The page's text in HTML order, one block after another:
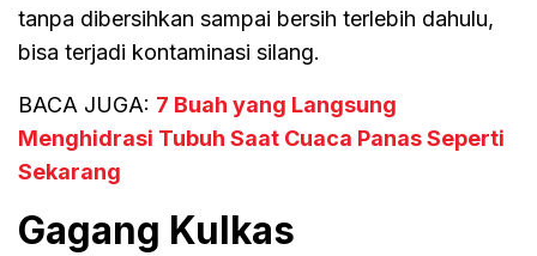
tanpa dibersihkan sampai bersih terlebih dahulu,
bisa terjadi kontaminasi silang.
BACA JUGA: 7 Buah yang Langsung
Menghidrasi Tubuh Saat Cuaca Panas Seperti
Sekarang
Gagang Kulkas